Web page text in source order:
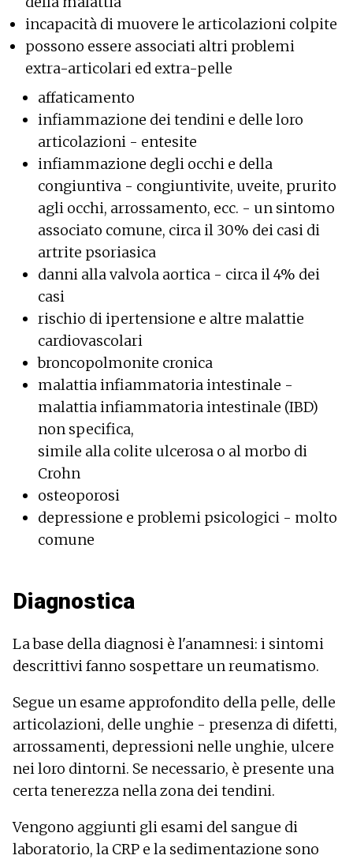
incapacità di muovere le articolazioni colpite
possono essere associati altri problemi
extra-articolari ed extra-pelle
affaticamento
infiammazione dei tendini e delle loro
articolazioni - entesite
infiammazione degli occhi e della
congiuntiva - congiuntivite, uveite, prurito
agli occhi, arrossamento, ecc. - un sintomo
associato comune, circa il 30% dei casi di
artrite psoriasica
danni alla valvola aortica - circa il 4% dei
casi
rischio di ipertensione e altre malattie
cardiovascolari
broncopolmonite cronica
malattia infiammatoria intestinale -
malattia infiammatoria intestinale (IBD)
non specifica,
simile alla colite ulcerosa o al morbo di
Crohn
osteoporosi
depressione e problemi psicologici - molto
comune
Diagnostica
La base della diagnosi è l'anamnesi: i sintomi
descrittivi fanno sospettare un reumatismo.
Segue un esame approfondito della pelle, delle
articolazioni, delle unghie - presenza di difetti,
arrossamenti, depressioni nelle unghie, ulcere
nei loro dintorni. Se necessario, è presente una
certa tenerezza nella zona dei tendini.
Vengono aggiunti gli esami del sangue di
laboratorio, la CRP e la sedimentazione sono